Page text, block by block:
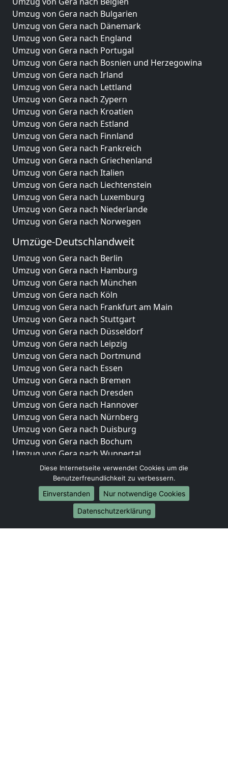
Umzug von Gera nach Bulgarien
Umzug von Gera nach Dänemark
Umzug von Gera nach England
Umzug von Gera nach Portugal
Umzug von Gera nach Bosnien und Herzegowina
Umzug von Gera nach Irland
Umzug von Gera nach Lettland
Umzug von Gera nach Zypern
Umzug von Gera nach Kroatien
Umzug von Gera nach Estland
Umzug von Gera nach Finnland
Umzug von Gera nach Frankreich
Umzug von Gera nach Griechenland
Umzug von Gera nach Italien
Umzug von Gera nach Liechtenstein
Umzug von Gera nach Luxemburg
Umzug von Gera nach Niederlande
Umzug von Gera nach Norwegen
Umzüge-Deutschlandweit
Umzug von Gera nach Berlin
Umzug von Gera nach Hamburg
Umzug von Gera nach München
Umzug von Gera nach Köln
Umzug von Gera nach Frankfurt am Main
Umzug von Gera nach Stuttgart
Umzug von Gera nach Düsseldorf
Umzug von Gera nach Leipzig
Umzug von Gera nach Dortmund
Umzug von Gera nach Essen
Umzug von Gera nach Bremen
Umzug von Gera nach Dresden
Umzug von Gera nach Hannover
Umzug von Gera nach Nürnberg
Umzug von Gera nach Duisburg
Umzug von Gera nach Bochum
Umzug von Gera nach Wuppertal
Umzug von Gera nach Bielefeld
Umzug von Gera nach Bonn
Umzug von Gera nach Münster
Internationale-Umzüge
Umzug von Gera nach Brasilien
Diese Internetseite verwendet Cookies um die
Benutzerfreundlichkeit zu verbessern.
Einverstanden
Nur notwendige Cookies
Datenschutzerklärung